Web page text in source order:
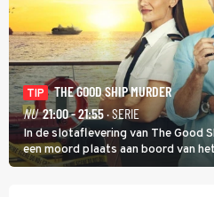
TIP
THE GOOD SHIP MURDER
NU 21:00 - 21:55· SERIE
In de slotaflevering van The Good
een moord plaats aan boord van
een bemanningslid het slachtoffer